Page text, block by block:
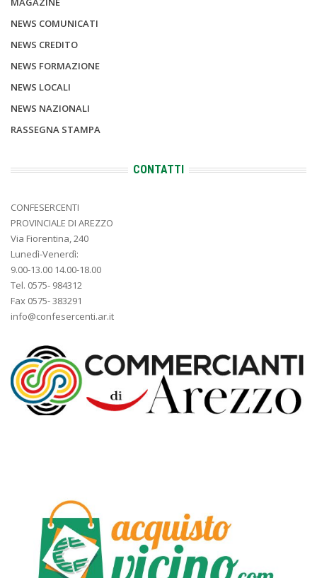
NEWS COMUNICATI
NEWS CREDITO
NEWS FORMAZIONE
NEWS LOCALI
NEWS NAZIONALI
RASSEGNA STAMPA
CONTATTI
CONFESERCENTI
PROVINCIALE DI AREZZO
Via Fiorentina, 240
Lunedì-Venerdì:
9.00-13.00 14.00-18.00
Tel. 0575- 984312
Fax 0575- 383291
info@confesercenti.ar.it